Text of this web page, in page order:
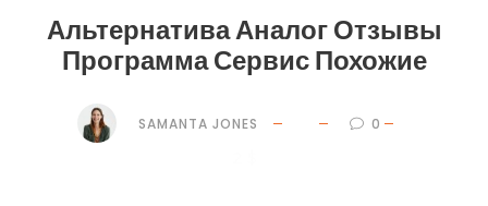
Альтернатива Аналог Отзывы
Программа Сервис Похожие
SAMANTA JONES 0